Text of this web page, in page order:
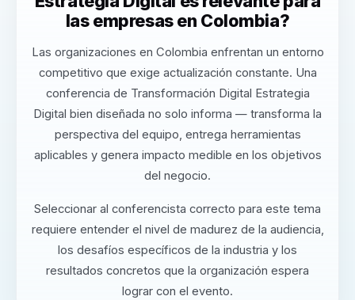
las empresas en Colombia?
Las organizaciones en Colombia enfrentan un entorno
competitivo que exige actualización constante. Una
conferencia de Transformación Digital Estrategia
Digital bien diseñada no solo informa — transforma la
perspectiva del equipo, entrega herramientas
aplicables y genera impacto medible en los objetivos
del negocio.
Seleccionar al conferencista correcto para este tema
requiere entender el nivel de madurez de la audiencia,
los desafíos específicos de la industria y los
resultados concretos que la organización espera
lograr con el evento.